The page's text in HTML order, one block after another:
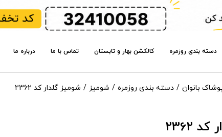
دسته بندی روزمره کالکشن بهار و تابستان تماس با ما درباره ما
بانوان دسته بندی روزمره شومیز شومیز گلدار کد 2362
2362